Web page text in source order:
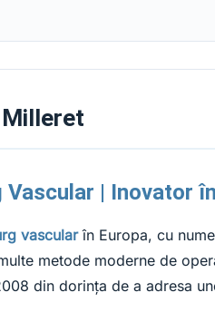
Milleret
Vascular | Inovator
vascularîn Europa, cu
metode moderne de
din dorința de a adresa